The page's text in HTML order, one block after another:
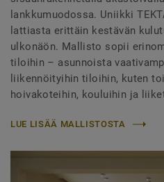
lankkumuodossa. Uniikki
lattiasta erittäin kestävän
ulkonäön. Mallisto sopii
tiloihin – asunnoista
liikennöityihin tiloihin, kuten
hoivakoteihin, kouluihin ja
LUE LISÄÄ MALLISTOSTA